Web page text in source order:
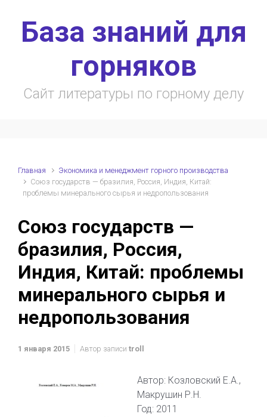
База знаний для
горняков
Сайт литературы по горному делу
Главная
Экономика и менеджмент горного производства
Союз государств — бразилия, Россия, Индия, Китай:
проблемы минерального сырья и недропользования
Союз государств —
бразилия, Россия,
Индия, Китай: проблемы
минерального сырья и
недропользования
1 января 2015 Автор записи troll
Автор: Козловский Е.А.,
Макрушин Р.Н.
Год: 2011